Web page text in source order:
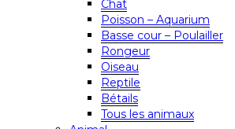
Chat
Poisson – Aquarium
Basse cour – Poulailler
Rongeur
Oiseau
Reptile
Bétails
Tous les animaux